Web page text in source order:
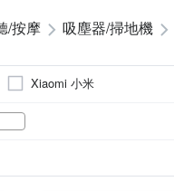
/按摩 吸塵器/掃地機
Xiaomi 小米